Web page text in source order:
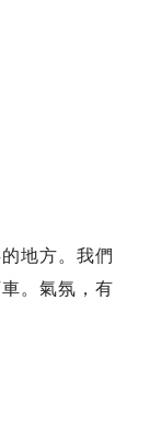
地方。我們
。氣氛，有